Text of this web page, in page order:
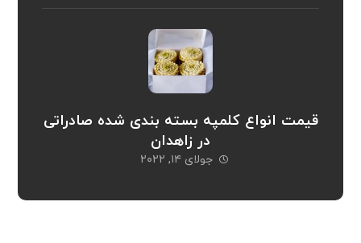
قیمت انواع کلمپه بسته بندی شده صادراتی
در زاهدان
جولای ۱۴, ۲۰۲۲